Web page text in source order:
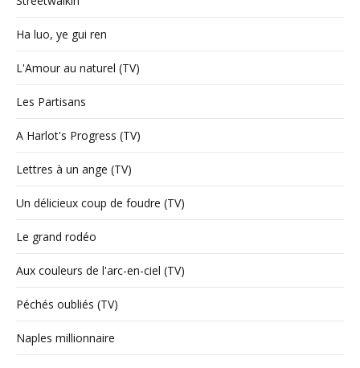
Ha luo, ye gui ren
L'Amour au naturel (TV)
Les Partisans
A Harlot's Progress (TV)
Lettres à un ange (TV)
Un délicieux coup de foudre (TV)
Le grand rodéo
Aux couleurs de l'arc-en-ciel (TV)
Péchés oubliés (TV)
Naples millionnaire